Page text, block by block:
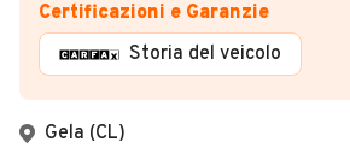
Certificazioni e Garanzie
Storia del veicolo
Gela (CL)